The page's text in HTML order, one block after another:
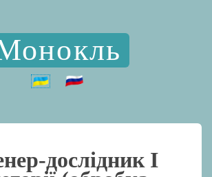
дослідник I